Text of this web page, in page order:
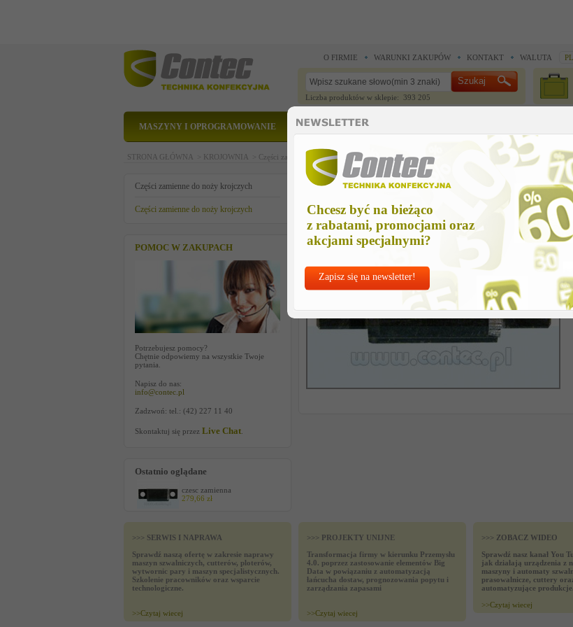
Chcesz być na bieżąco
z rabatami, promocjami oraz
akcjami specjalnymi?
Zapisz się na newsletter!
O FIRMIE WARUNKI ZAKUPÓW KONTAKT WALUTA
Liczba produktów w sklepie: 393 205
MASZYNY I OPROGRAMOWANIE CZĘŚCI ZAMIENNE
STRONA GŁÓWNA > KROJOWNIA > Części zamienne do noży krojczych >Części zamienne do noży krojczych > czesc zamienna
Części zamienne do noży krojczych
Części zamienne do noży krojczych
POMOC W ZAKUPACH
Potrzebujesz pomocy?
Chętnie odpowiemy na wszystkie Twoje
pytania.
Napisz do nas:
info@contec.pl
Zadzwoń: tel.: (42) 227 11 40
Skontaktuj się przez Live Chat
Ostatnio oglądane
czesc zamienna
279,66 zł
czesc zamienna
>>> SERWIS I NAPRAWA
Sprawdź naszą ofertę w zakresie naprawy
maszyn szwalniczych, cutterów, ploterów,
wytwornic pary i maszyn specjalistycznych.
Szkolenie pracowników oraz wsparcie
technologiczne.
>>Czytaj wiecej
>>> PROJEKTY UNIJNE
Transformacja firmy w kierunku Przemysłu
4.0. poprzez zastosowanie elementów Big
Data w powiązaniu z automatyzacją
łańcucha dostaw, prognozowania popytu i
zarządzania zapasami
>>Czytaj wiecej
>>> ZOBACZ WIDEO
Sprawdź nasz kanał You
jak działają urządzenia z
maszyny i automaty
prasowalnicze, cuttery
automatyzujące produkcje.
>>Czytaj wiecej